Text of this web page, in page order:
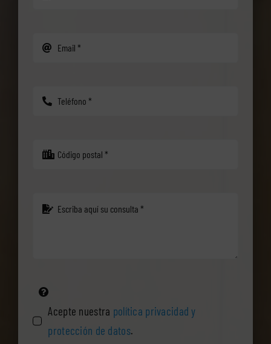
Acepte nuestra política privacidad y
protección de datos.